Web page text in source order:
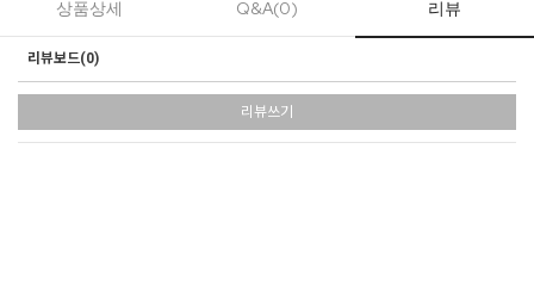
상품상세 Q&A(0) 리뷰
리뷰보드(0)
리뷰쓰기